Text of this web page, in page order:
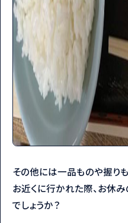
その他には一品ものや握りも
お近くに行かれた際、お休
でしょうか？